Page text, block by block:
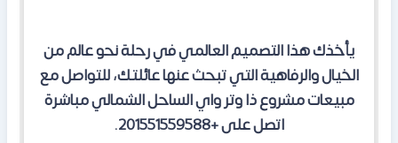
يأخذك هذا التصميم العالمي في رحلة نحو عالم من
الخيال والرفاهية التي تبحث عنها عائلتك، للتواصل مع
مبيعات مشروع ذا وتر واي الساحل الشمالي مباشرة
اتصل على +201551559588.